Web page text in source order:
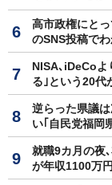
高市政権にと
のSNS投稿で
NISA､iDeCoよ
る｣という20代
逆らった県議
い｢自民党福岡
就職9カ月の夜
が年収1100万